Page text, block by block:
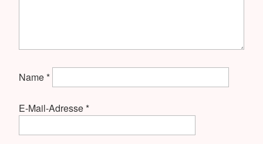
Name*
E-Mail-Adresse*